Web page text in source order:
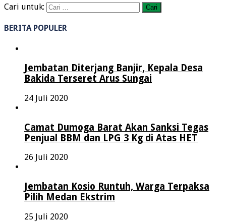
Cari untuk:
BERITA POPULER
Jembatan Diterjang Banjir, Kepala Desa
Bakida Terseret Arus Sungai
24 Juli 2020
Camat Dumoga Barat Akan Sanksi Tegas
Penjual BBM dan LPG 3 Kg di Atas HET
26 Juli 2020
Jembatan Kosio Runtuh, Warga Terpaksa
Pilih Medan Ekstrim
25 Juli 2020